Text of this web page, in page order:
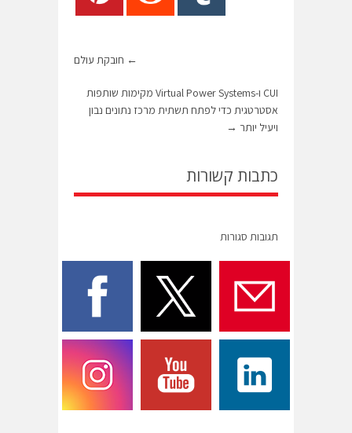
← חובקת עולם
CUI ו-Virtual Power Systems מקימות שותפות
אסטרטגית כדי לפתח תשתית מרכז נתונים נבון
ויעיל יותר →
כתבות קשורות
תגובות סגורות